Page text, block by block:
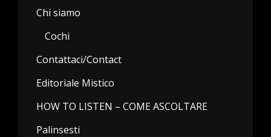
Chi siamo
Cochi
Contattaci/Contact
Editoriale Mistico
HOW TO LISTEN – COME ASCOLTARE
Palinsesti